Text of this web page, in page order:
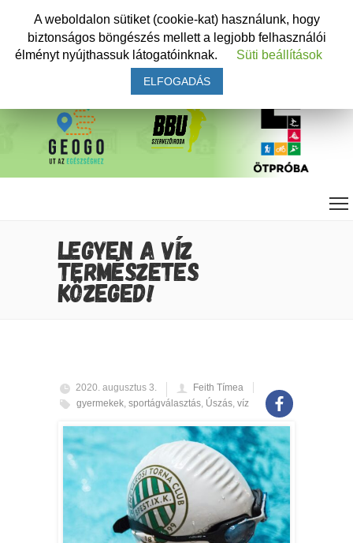
LEGYEN A VÍZ
TERMÉSZETES
KÖZEGED!
2020. augusztus 3.
Feith Tímea
gyermekek, sportágválasztás, Úszás, víz
A weboldalon sütiket (cookie-kat) használunk, hogy
biztonságos böngészés mellett a legjobb felhasználói
élményt nyújthassuk látogatóinknak.
Süti beállítások
ELFOGADÁS